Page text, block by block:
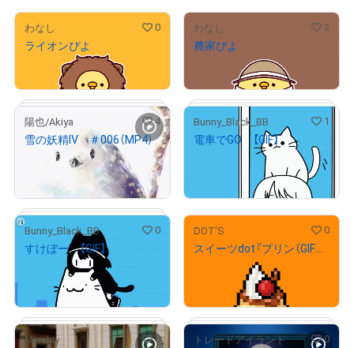
わなし 0
ライオンぴよ
1,200
わなし 2
農家ぴよ
陽也/Akiya 4
雪の妖精Ⅳ ＃006（MP4）
3,000
売出し（初回販売）
# 2/5
Bunny_Black_BB 1
電車でGO 【GIF】
売出し（初回販売）
Bunny_Black_BB 0
すけぼー 【GIF】
売出し（初回販売）
DOT'S 0
Micchiy 0 トレードアイランド 0